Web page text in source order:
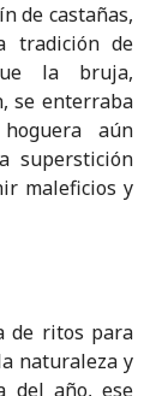
de castañas,
tradición de
la bruja,
se enterraba
aún
superstición
maleficios y
de ritos para
naturaleza y
del año, ese